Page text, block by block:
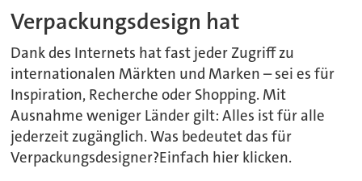
Verpackungsdesign hat
Dank des Internets hat fast jeder Zugriff zu
internationalen Märkten und Marken – sei es für
Inspiration, Recherche oder Shopping. Mit
Ausnahme weniger Länder gilt: Alles ist für alle
jederzeit zugänglich. Was bedeutet das für
Verpackungsdesigner?Einfach hier klicken.